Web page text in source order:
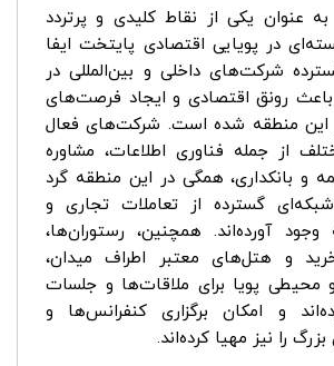
به عنوان یکی از نقاط کلیدی و پرتردد
در پویایی اقتصادی پایتخت ایفا
شرکت‌های داخلی و بین‌المللی در
باعث رونق اقتصادی و ایجاد فرصت‌های
این منطقه شده است. شرکت‌های فعال
از جمله فناوری اطلاعات، مشاوره
و بانکداری، همگی در این منطقه گرد
گسترده از تعاملات تجاری و
آورده‌اند. همچنین، رستوران‌ها،
و هتل‌های معتبر اطراف میدان،
محیطی پویا برای ملاقات‌ها و جلسات
و امکان برگزاری کنفرانس‌ها و
را نیز مهیا کرده‌اند.